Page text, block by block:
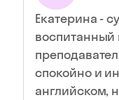
Екатерина -
спокойно и
английском,